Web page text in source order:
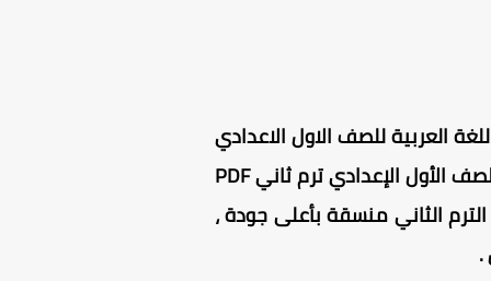
العربية للصف الاول الاعدادي
، قطع نحو للصف الاول الاعدادي ترم ثاني مجانية للتحميل تماما ، قطع نحو للصف الأول الإعدادي ترم ثاني PDF
الثاني منسقة بأعلى جودة ،
.